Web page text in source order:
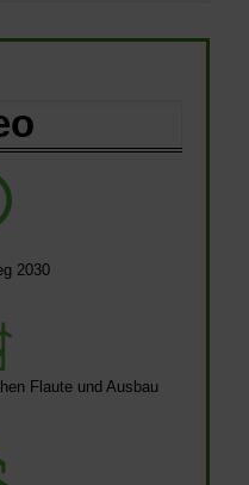
2030
Flaute und Ausbau